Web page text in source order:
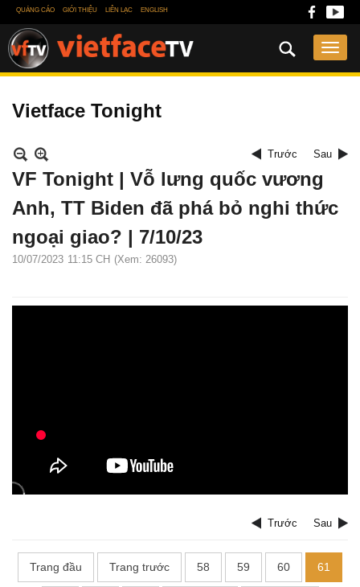
QUẢNG CÁO GIỚI THIỆU LIÊN LẠC ENGLISH
Vietface Tonight
Trước Sau
VF Tonight | Vỗ lưng quốc vương
Anh, TT Biden đã phá bỏ nghi thức
ngoại giao? | 7/10/23
10/07/2023 11:15 CH (Xem: 26093)
Trước Sau
Trang đầu Trang trước 58 59 60 61